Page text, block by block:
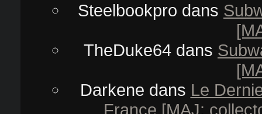
Steelbookpro dans
TheDuke64 dans
Darkene dans Le
France [MAJ: